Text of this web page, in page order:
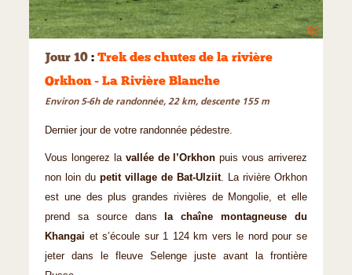
©
Jour 10 : Trek des chutes de la rivière
Orkhon - La Rivière Blanche
Environ 5-6h de randonnée, 22 km, descente 155 m
Dernier jour de votre randonnée pédestre.
Vous longerez la vallée de l’Orkhon puis vous arriverez
non loin du petit village de Bat-Ulziit. La rivière Orkhon
est une des plus grandes rivières de Mongolie, et elle
prend sa source dans
la chaîne montagneuse du
Khangai et s’écoule sur 1 124 km vers le nord pour se
jeter dans le fleuve Selenge juste avant la frontière